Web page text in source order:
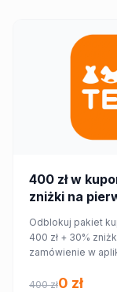
400 zł w
zniżki na
Odblokuj pakiet
400 zł + 30%
zamówienie w
400 zł0 zł